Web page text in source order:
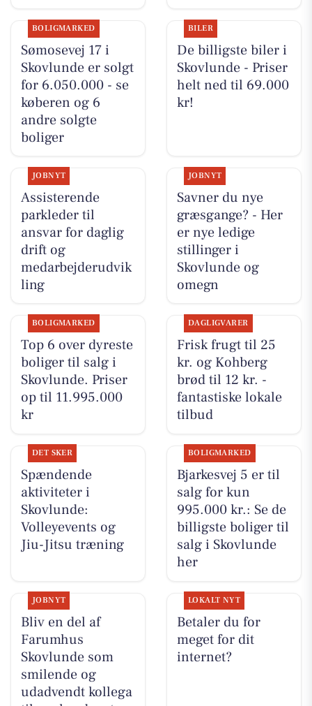
BOLIGMARKED
Sømosevej 17 i
Skovlunde er solgt
for 6.050.000 - se
køberen og 6
andre solgte
boliger
BILER
De billigste biler i
Skovlunde - Priser
helt ned til 69.000
kr!
JOBNYT
Assisterende
parkleder til
ansvar for daglig
drift og
medarbejderudvik
ling
JOBNYT
Savner du nye
græsgange? - Her
er nye ledige
stillinger i
Skovlunde og
omegn
BOLIGMARKED
Top 6 over dyreste
boliger til salg i
Skovlunde. Priser
op til 11.995.000
kr
DAGLIGVARER
Frisk frugt til 25
kr. og Kohberg
brød til 12 kr. -
fantastiske lokale
tilbud
DET SKER
Spændende
aktiviteter i
Skovlunde:
Volleyevents og
Jiu-Jitsu træning
BOLIGMARKED
Bjarkesvej 5 er til
salg for kun
995.000 kr.: Se de
billigste boliger til
salg i Skovlunde
her
JOBNYT
Bliv en del af
Farumhus
Skovlunde som
smilende og
udadvendt kollega
LOKALT NYT
Betaler du for
meget for dit
internet?